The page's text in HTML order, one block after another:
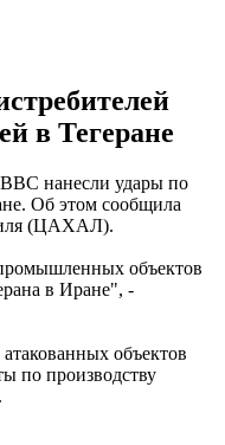
в Тегеране
ВВС нанесли удары по
Об этом сообщила
(ЦАХАЛ).
объектов
в Иране", -
объектов
по производству